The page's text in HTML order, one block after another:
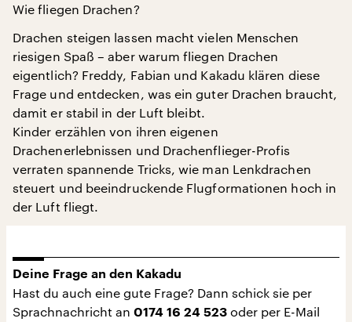
Wie fliegen Drachen?
Drachen steigen lassen macht vielen Menschen
riesigen Spaß – aber warum fliegen Drachen
eigentlich? Freddy, Fabian und Kakadu klären diese
Frage und entdecken, was ein guter Drachen braucht,
damit er stabil in der Luft bleibt.
Kinder erzählen von ihren eigenen
Drachenerlebnissen und Drachenflieger-Profis
verraten spannende Tricks, wie man Lenkdrachen
steuert und beeindruckende Flugformationen hoch in
der Luft fliegt.
Deine Frage an den Kakadu
Hast du auch eine gute Frage? Dann schick sie per
Sprachnachricht an 0174 16 24 523 oder per E-Mail